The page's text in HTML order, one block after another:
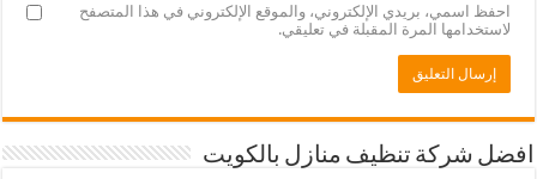
احفظ اسمي، بريدي الإلكتروني، والموقع الإلكتروني في هذا المتصفح
لاستخدامها المرة المقبلة في تعليقي.
افضل شركة تنظيف منازل بالكويت